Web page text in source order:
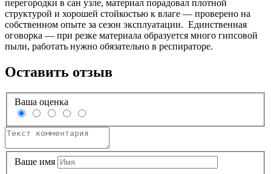
перегородки в сан узле, материал порадовал плотной
структурой и хорошей стойкостью к влаге — проверено на
собственном опыте за сезон эксплуатации. Единственная
оговорка — при резке материала образуется много гипсовой
пыли, работать нужно обязательно в респираторе.
Оставить отзыв
Ваша оценка
Ваше имя